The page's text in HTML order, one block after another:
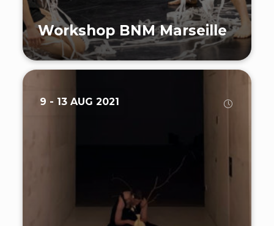
Workshop BNM Marseille
9 - 13 AUG 2021